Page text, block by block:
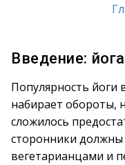
Введение:
Популярность йоги
набирает обороты,
сложилось
сторонники
вегетарианцами и